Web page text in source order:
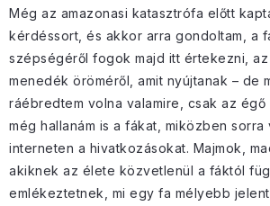
Még az amazonasi katasztrófa előtt
kérdéssort, és akkor arra gondoltam, a
szépségéről fogok majd itt értekezni,
menedék öröméről, amit nyújtanak – de
ráébredtem volna valamire, csak az égő
még hallanám is a fákat, miközben sorra
interneten a hivatkozásokat. Majmok,
akiknek az élete közvetlenül a fáktól
emlékeztetnek, mi egy fa mélyebb